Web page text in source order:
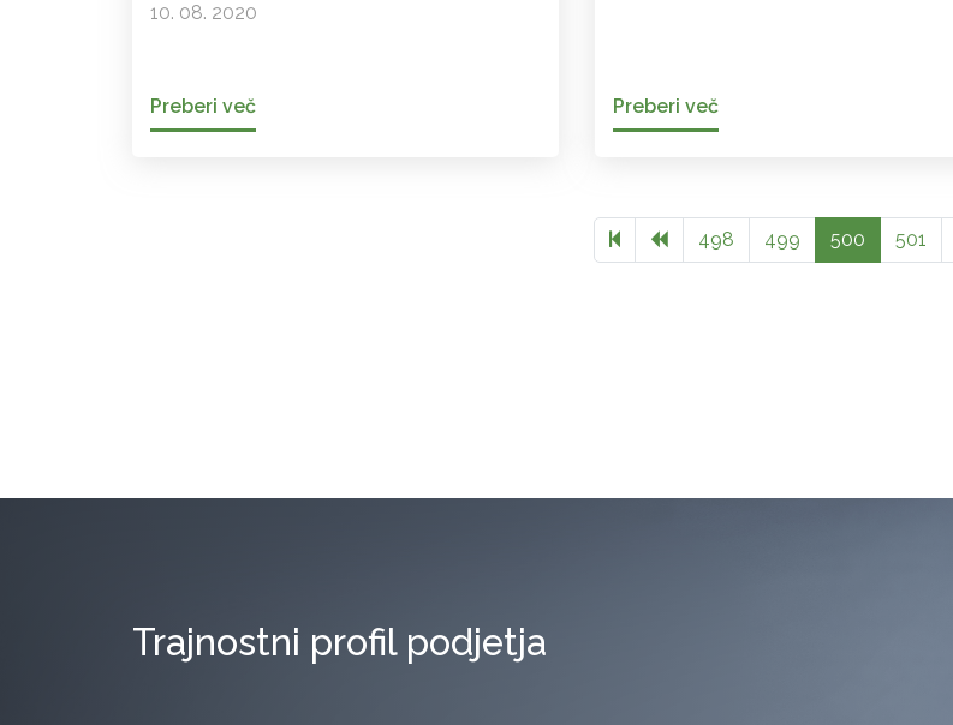
10. 08. 2020
Preberi več Preberi več
Previous page
498 499 500 501
Trajnostni profil podjetja